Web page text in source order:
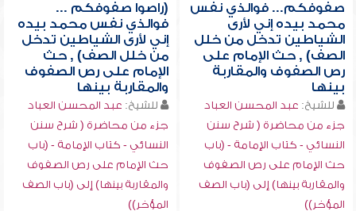
صفوفكم... فوالذي نفس
محمد بيده إني لأرى
الشياطين تدخل من خلل
الصف) , حث الإمام على
رص الصفوف والمقاربة
بينها
للشيخ: عبد المحسن العباد
جزء من محاضرة ( شرح سنن
النسائي - كتاب الإمامة - (باب
حث الإمام على رص الصفوف
والمقاربة بينها) إلى (باب الصف
المؤخر))
(راصوا صفوفكم ...
فوالذي نفس محمد بيده
إني لأرى الشياطين تدخل
من خلل الصف) , حث
الإمام على رص الصفوف
والمقاربة بينها
للشيخ: عبد المحسن العباد
جزء من محاضرة ( شرح سنن
النسائي - كتاب الإمامة - (باب
حث الإمام على رص الصفوف
والمقاربة بينها) إلى (باب الصف
المؤخر))